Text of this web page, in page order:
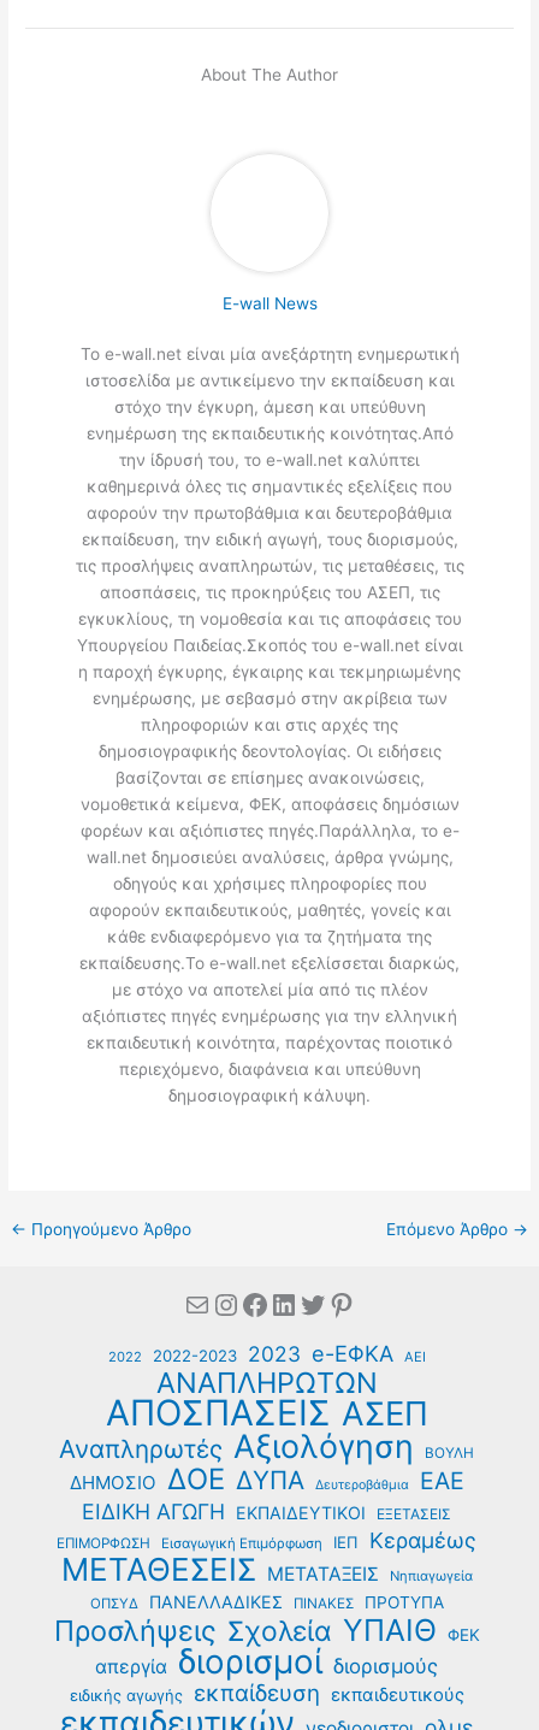
About The Author
E-wall News
Το e-wall.net είναι μία ανεξάρτητη ενημερωτική
ιστοσελίδα με αντικείμενο την εκπαίδευση και
στόχο την έγκυρη, άμεση και υπεύθυνη
ενημέρωση της εκπαιδευτικής κοινότητας.Από
την ίδρυσή του, το e-wall.net καλύπτει
καθημερινά όλες τις σημαντικές εξελίξεις που
αφορούν την πρωτοβάθμια και δευτεροβάθμια
εκπαίδευση, την ειδική αγωγή, τους διορισμούς,
τις προσλήψεις αναπληρωτών, τις μεταθέσεις, τις
αποσπάσεις, τις προκηρύξεις του ΑΣΕΠ, τις
εγκυκλίους, τη νομοθεσία και τις αποφάσεις του
Υπουργείου Παιδείας.Σκοπός του e-wall.net είναι
η παροχή έγκυρης, έγκαιρης και τεκμηριωμένης
ενημέρωσης, με σεβασμό στην ακρίβεια των
πληροφοριών και στις αρχές της
δημοσιογραφικής δεοντολογίας. Οι ειδήσεις
βασίζονται σε επίσημες ανακοινώσεις,
νομοθετικά κείμενα, ΦΕΚ, αποφάσεις δημόσιων
φορέων και αξιόπιστες πηγές.Παράλληλα, το e-
wall.net δημοσιεύει αναλύσεις, άρθρα γνώμης,
οδηγούς και χρήσιμες πληροφορίες που
αφορούν εκπαιδευτικούς, μαθητές, γονείς και
κάθε ενδιαφερόμενο για τα ζητήματα της
εκπαίδευσης.Το e-wall.net εξελίσσεται διαρκώς,
με στόχο να αποτελεί μία από τις πλέον
αξιόπιστες πηγές ενημέρωσης για την ελληνική
εκπαιδευτική κοινότητα, παρέχοντας ποιοτικό
περιεχόμενο, διαφάνεια και υπεύθυνη
δημοσιογραφική κάλυψη.
← Προηγούμενο Άρθρο Επόμενο Άρθρο →
MailInstagram
Facebook
Linkedin
Twitter
Pinterest
2022 2022-2023 2023 e-ΕΦΚΑ ΑΕΙ
ΑΝΑΠΛΗΡΩΤΩΝ
ΑΠΟΣΠΑΣΕΙΣ ΑΣΕΠ
Αναπληρωτές Αξιολόγηση ΒΟΥΛΗ
ΔΗΜΟΣΙΟ ΔΟΕ ΔΥΠΑ Δευτεροβάθμια ΕΑΕ
ΕΙΔΙΚΗ ΑΓΩΓΗ ΕΚΠΑΙΔΕΥΤΙΚΟΙ ΕΞΕΤΑΣΕΙΣ
ΕΠΙΜΟΡΦΩΣΗ Εισαγωγική Επιμόρφωση ΙΕΠ Κεραμέως
ΜΕΤΑΘΕΣΕΙΣ ΜΕΤΑΤΑΞΕΙΣ
Νηπιαγωγεία
ΟΠΣΥΔ
ΠΑΝΕΛΛΑΔΙΚΕΣ ΠΙΝΑΚΕΣ ΠΡΟΤΥΠΑ
Προσλήψεις Σχολεία ΥΠΑΙΘ ΦΕΚ
απεργία διορισμοί διορισμούς
ειδικής αγωγής εκπαίδευση εκπαιδευτικούς